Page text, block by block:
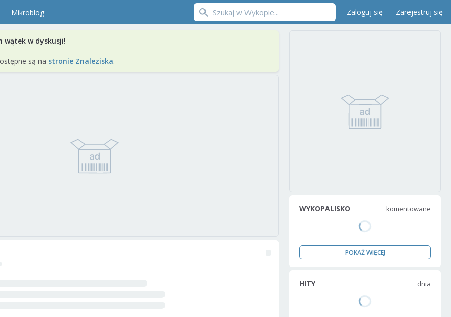
Mikroblog Zaloguj się Zarejestruj się
wątek w dyskusji!
są na stronie Znaleziska.
WYKOPALISKO komentowane
POKAŻ WIĘCEJ
HITY dnia